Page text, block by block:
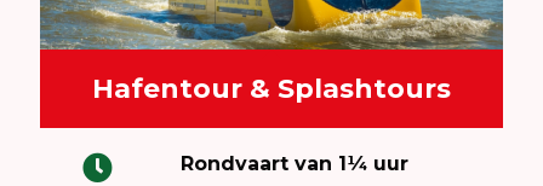
Hafentour & Splashtours
Rondvaart van 1¼ uur